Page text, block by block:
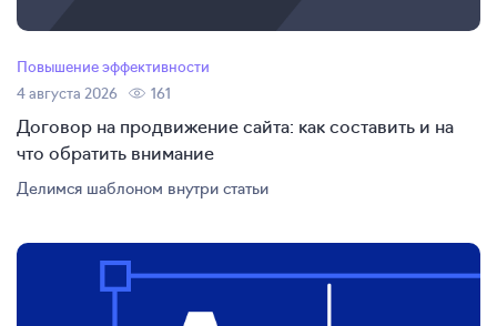
Повышение эффективности
4 августа 2026
161
Договор на продвижение сайта: как составить и на
что обратить внимание
Делимся шаблоном внутри статьи